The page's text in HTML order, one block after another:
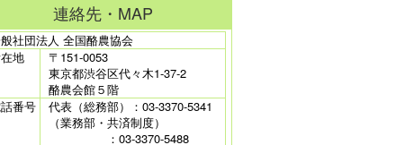
連絡先・MAP
社団法人 全国酪農協会
地
〒151-0053
東京都渋谷区代々木1-37-2
酪農会館５階
番号
代表（総務部）：03-3370-5341
（業務部・共済制度）
：03-3370-5488